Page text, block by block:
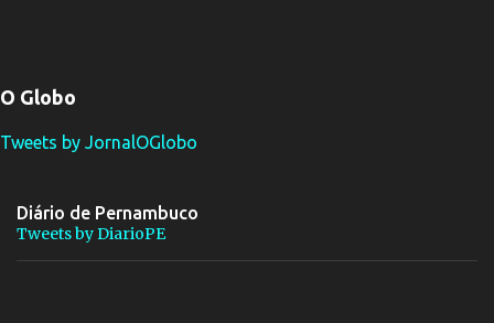
O Globo
Tweets by JornalOGlobo
Diário de Pernambuco
Tweets by DiarioPE